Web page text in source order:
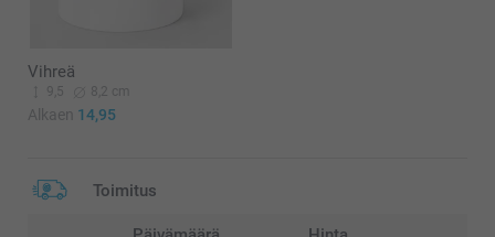
Vihreä
9,5 8,2 cm
Alkaen 14,95
Toimitus